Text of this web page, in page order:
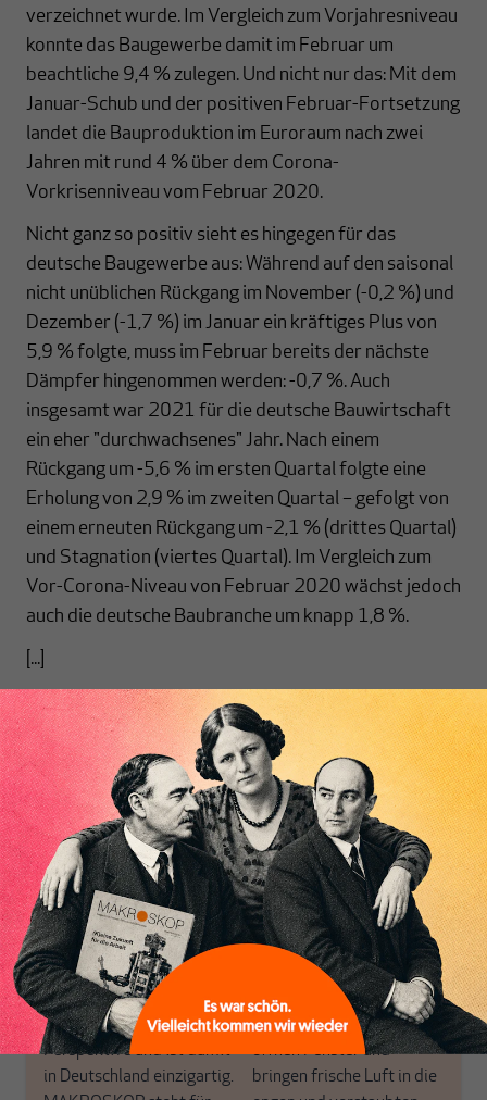
Inhaltsverzeichnis
verzeichnet wurde. Im Vergleich zum Vorjahresniveau
konnte das Baugewerbe damit im Februar um
beachtliche 9,4 % zulegen. Und nicht nur das: Mit dem
Januar-Schub und der positiven Februar-Fortsetzung
landet die Bauproduktion im Euroraum nach zwei
Jahren mit rund 4 % über dem Corona-
Vorkrisenniveau vom Februar 2020.
Nicht ganz so positiv sieht es hingegen für das
deutsche Baugewerbe aus: Während auf den saisonal
nicht unüblichen Rückgang im November (-0,2 %) und
Dezember (-1,7 %) im Januar ein kräftiges Plus von
5,9 % folgte, muss im Februar bereits der nächste
Dämpfer hingenommen werden: -0,7 %. Auch
insgesamt war 2021 für die deutsche Bauwirtschaft
ein eher "durchwachsenes" Jahr. Nach einem
Rückgang um -5,6 % im ersten Quartal folgte eine
Erholung von 2,9 % im zweiten Quartal – gefolgt von
einem erneuten Rückgang um -2,1 % (drittes Quartal)
und Stagnation (viertes Quartal). Im Vergleich zum
Vor-Corona-Niveau von Februar 2020 wächst jedoch
auch die deutsche Baubranche um knapp 1,8 %.
[...]
Nichts schreibt sich
von allein!
Nur für Abonnenten
MAKROSKOP analysiert
wirtschaftspolitische
Themen aus einer
postkeynesianischen
Perspektive und ist damit
in Deutschland einzigartig.
Wir verlassen die
journalistische Filterblase,
in der sich viele
eingerichtet haben. Wir
öffnen Fenster und
bringen frische Luft in die